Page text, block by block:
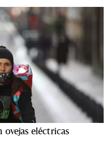
ovejas eléctricas